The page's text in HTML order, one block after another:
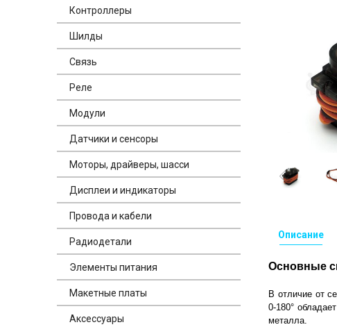
Описание
Основные
В отличие от
0-180°
металла.
Контроллеры
Шилды
Связь
Реле
Модули
Датчики и сенсоры
Моторы, драйверы, шасси
Дисплеи и индикаторы
Провода и кабели
Радиодетали
Элементы питания
Макетные платы
Аксессуары